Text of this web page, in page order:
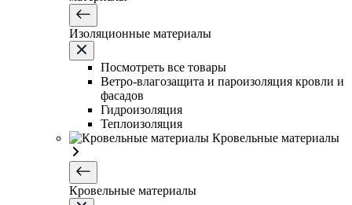
Изоляционные материалы
Посмотреть все товары
Ветро-влагозащита и пароизоляция кровли и
фасадов
Гидроизоляция
Теплоизоляция
Кровельные материалы
Кровельные материалы